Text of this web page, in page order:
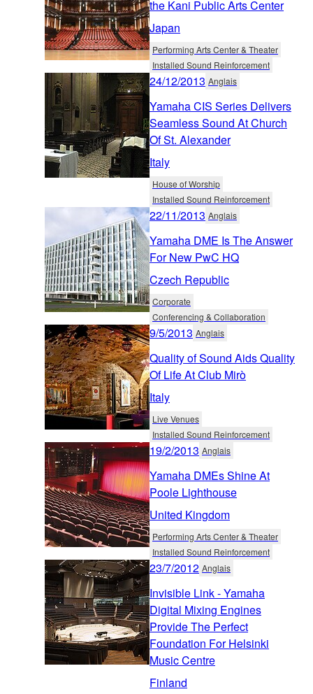
the Kani Public Arts Center
Japan
Performing Arts Center & Theater
Installed Sound Reinforcement
24/12/2013 Anglais
Yamaha CIS Series Delivers
Seamless Sound At Church
Of St. Alexander
Italy
House of Worship
Installed Sound Reinforcement
22/11/2013 Anglais
Yamaha DME Is The Answer
For New PwC HQ
Czech Republic
Corporate
Conferencing & Collaboration
9/5/2013 Anglais
Quality of Sound Aids Quality
Of Life At Club Mirò
Italy
Live Venues
Installed Sound Reinforcement
19/2/2013 Anglais
Yamaha DMEs Shine At
Poole Lighthouse
United Kingdom
Performing Arts Center & Theater
Installed Sound Reinforcement
23/7/2012 Anglais
Invisible Link - Yamaha
Digital Mixing Engines
Provide The Perfect
Foundation For Helsinki
Music Centre
Finland